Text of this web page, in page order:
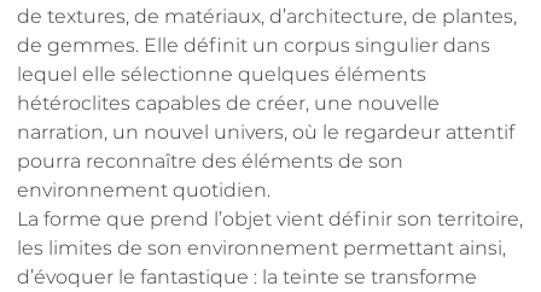
de textures, de matériaux, d’architecture, de plantes,
de gemmes. Elle définit un corpus singulier dans
lequel elle sélectionne quelques éléments
hétéroclites capables de créer, une nouvelle
narration, un nouvel univers, où le regardeur attentif
pourra reconnaître des éléments de son
environnement quotidien.
La forme que prend l’objet vient définir son territoire,
les limites de son environnement permettant ainsi,
d’évoquer le fantastique : la teinte se transforme